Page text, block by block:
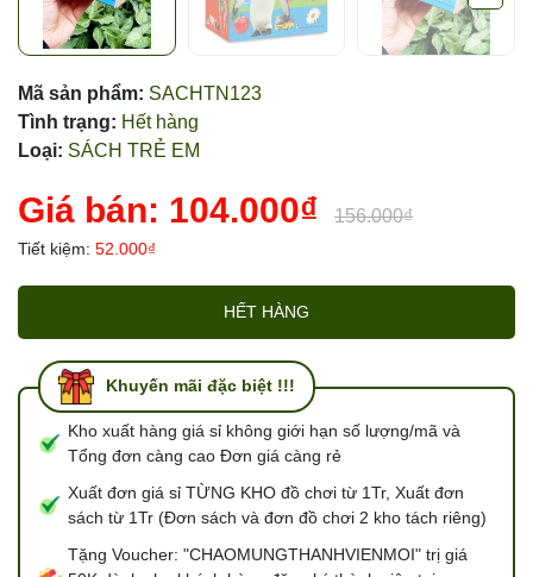
Mã sản phẩm: SACHTN123
Tình trạng: Hết hàng
Loại: SÁCH TRẺ EM
Giá bán: 104.000₫ 156.000₫
Tiết kiệm: 52.000₫
HẾT HÀNG
Khuyến mãi đặc biệt !!!
Kho xuất hàng giá sỉ không giới hạn số lượng/mã và
Tổng đơn càng cao Đơn giá càng rẻ
Xuất đơn giá sỉ TỪNG KHO đồ chơi từ 1Tr, Xuất đơn
sách từ 1Tr (Đơn sách và đơn đồ chơi 2 kho tách riêng)
Tặng Voucher: "CHAOMUNGTHANHVIENMOI" trị giá